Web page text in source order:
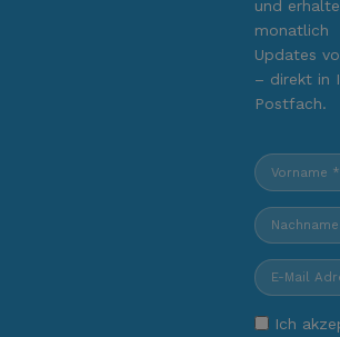
und
monatlich
Updates
– direkt in
Postfach.
Ich